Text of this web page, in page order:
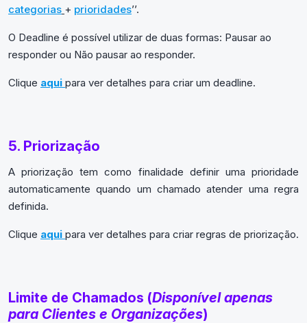
categorias + prioridades’’.
O Deadline é possível utilizar de duas formas: Pausar ao
responder ou Não pausar ao responder.
Clique aqui para ver detalhes para criar um deadline.
5. Priorização
A priorização tem como finalidade definir uma prioridade
automaticamente quando um chamado atender uma regra
definida.
Clique aqui para ver detalhes para criar regras de priorização.
Limite de Chamados (Disponível apenas
para Clientes e Organizações)